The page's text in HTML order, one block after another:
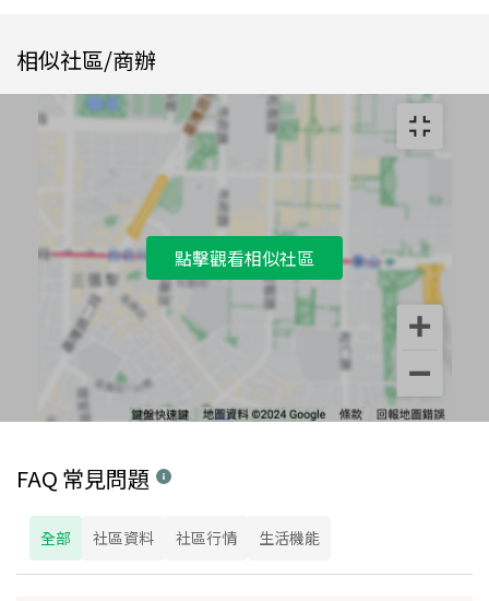
相似社區/商辦
點擊觀看相似社區
FAQ 常見問題
全部 社區資料 社區行情 生活機能